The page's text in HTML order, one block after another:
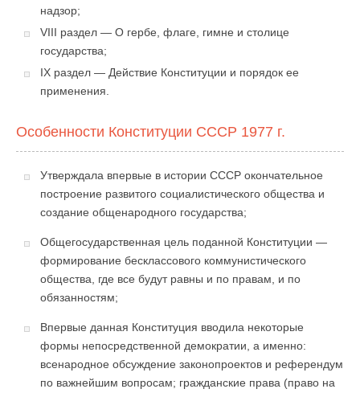
надзор;
VIII раздел — О гербе, флаге, гимне и столице
государства;
IX раздел — Действие Конституции и порядок ее
применения.
Особенности Конституции СССР 1977 г.
Утверждала впервые в истории СССР окончатель­ное
построение развитого социалистического общества и
создание общенародного государства;
Общегосударственная цель поданной Конституции —
формирование бесклассового коммунистического
общества, где все будут равны и по правам, и по
обязанностям;
Впервые данная Конституция вводила некоторые
формы непосредственной демократии, а именно:
всенародное обсуждение законопроектов и референдум
по важнейшим вопросам; гражданские права (право на